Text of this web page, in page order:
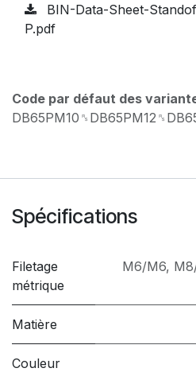
BIN-Data-Sheet-
P.pdf
Code par défaut des
Spécifications
Filetage
métrique
M6/M6,
Matière
Couleur